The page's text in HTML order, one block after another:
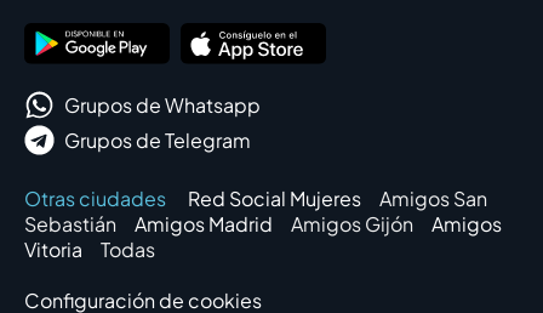
Grupos de Whatsapp
Grupos de Telegram
Otras ciudades Red Social Mujeres
Amigos San
Sebastián
Amigos Madrid Amigos Gijón
Amigos
Vitoria
Todas
Configuración de cookies